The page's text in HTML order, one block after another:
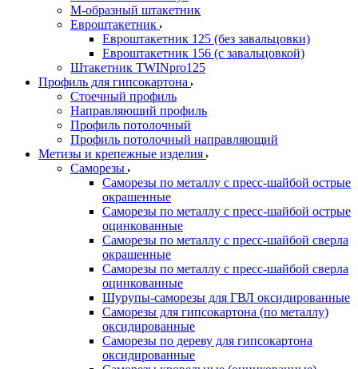
М-образный штакетник
Евроштакетник
Евроштакетник 125 (без завальцовки)
Евроштакетник 156 (с завальцовкой)
Штакетник TWINpro125
Профиль для гипсокартона
Стоечный профиль
Направляющий профиль
Профиль потолочный
Профиль потолочный направляющий
Метизы и крепежные изделия
Саморезы
Саморезы по металлу с пресс-шайбой острые
окрашенные
Саморезы по металлу с пресс-шайбой острые
оцинкованные
Саморезы по металлу с пресс-шайбой сверла
окрашенные
Саморезы по металлу с пресс-шайбой сверла
оцинкованные
Шурупы-саморезы для ГВЛ оксидированные
Саморезы для гипсокартона (по металлу)
оксидированные
Саморезы по дереву для гипсокартона
оксидированные